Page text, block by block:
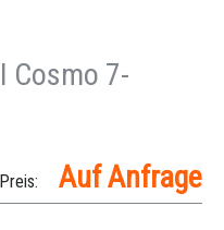
Cosmo 7-
Preis: Auf Anfrage